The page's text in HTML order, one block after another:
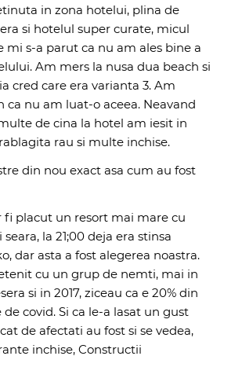
in zona hotelui, plina de
si hotelul super curate, micul
mi s-a parut ca nu am ales bine a
Am mers la nusa dua beach si
cred care era varianta 3. Am
ca nu am luat-o aceea. Neavand
de cina la hotel am iesit in
rau si multe inchise.
din nou exact asa cum au fost
fi placut un resort mai mare cu
la 21;00 deja era stinsa
dar asta a fost alegerea noastra.
cu un grup de nemti, mai in
si in 2017, ziceau ca e 20% din
covid. Si ca le-a lasat un gust
de afectati au fost si se vedea,
inchise, Constructii